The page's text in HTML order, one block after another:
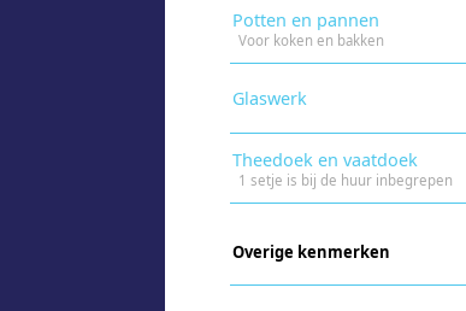
Potten en pannen
Voor koken en bakken
Glaswerk
Theedoek en vaatdoek
1 setje is bij de huur inbegrepen
Overige kenmerken